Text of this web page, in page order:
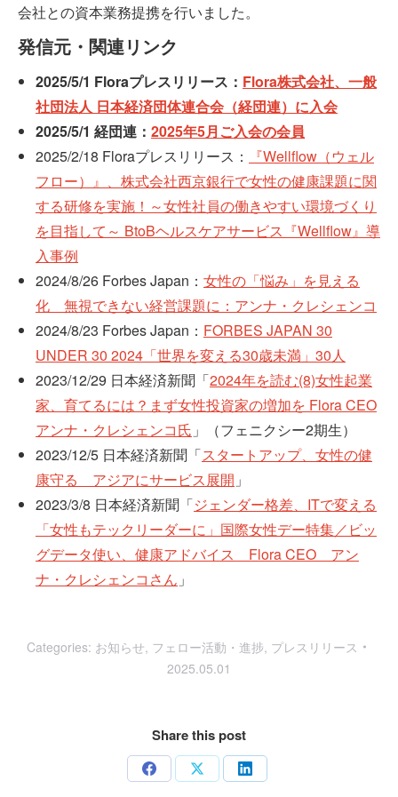
会社との資本業務提携を行いました。
発信元・関連リンク
2025/5/1 Floraプレスリリース： Flora株式会社、一般
社団法人 日本経済団体連合会（経団連）に入会
2025/5/1 経団連： 2025年5月ご入会の会員
2025/2/18 Floraプレスリリース：
『Wellflow（ウェル
フロー）』、株式会社西京銀行で女性の健康課題に関
する研修を実施！～女性社員の働きやすい環境づくり
を目指して～ BtoBヘルスケアサービス『Wellflow』導
入事例
2024/8/26 Forbes Japan： 女性の「悩み」を見える
化 無視できない経営課題に：アンナ・クレシェンコ
2024/8/23 Forbes Japan： FORBES JAPAN 30
UNDER 30 2024「世界を変える30歳未満」30人
2023/12/29 日本経済新聞「2024年を読む(8)女性起業
家、育てるには？まず女性投資家の増加を Flora CEO
アンナ・クレシェンコ氏 」（フェニクシー2期生）
2023/12/5 日本経済新聞「スタートアップ、女性の健
康守る アジアにサービス展開 」
2023/3/8 日本経済新聞「ジェンダー格差、ITで変える
「女性もテックリーダーに」国際女性デー特集／ビッ
グデータ使い、健康アドバイス Flora CEO アン
ナ・クレシェンコさん 」
Categories: お知らせ, フェロー活動・進捗, プレスリリース
2025.05.01
Share this post
Share Share Share